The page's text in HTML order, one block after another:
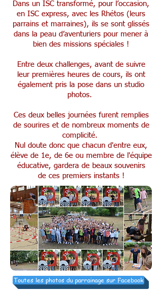
Dans un ISC transformé, pour l’occasion,
en ISC express, avec les Rhétos (leurs
parrains et marraines), ils se sont glissés
dans la peau d’aventuriers pour mener à
bien des missions spéciales !
Entre deux challenges, avant de suivre
leur premières heures de cours, ils ont
également pris la pose dans un studio
photos.
Ces deux belles journées furent remplies
de sourires et de nombreux moments de
complicité. ​
Nul doute donc que chacun d'entre eux,
élève de 1e, de 6e ou membre de l'équipe
éducative, gardera de beaux souvenirs
de ces premiers instants !
Toutes les photos du parrainage sur Facebook